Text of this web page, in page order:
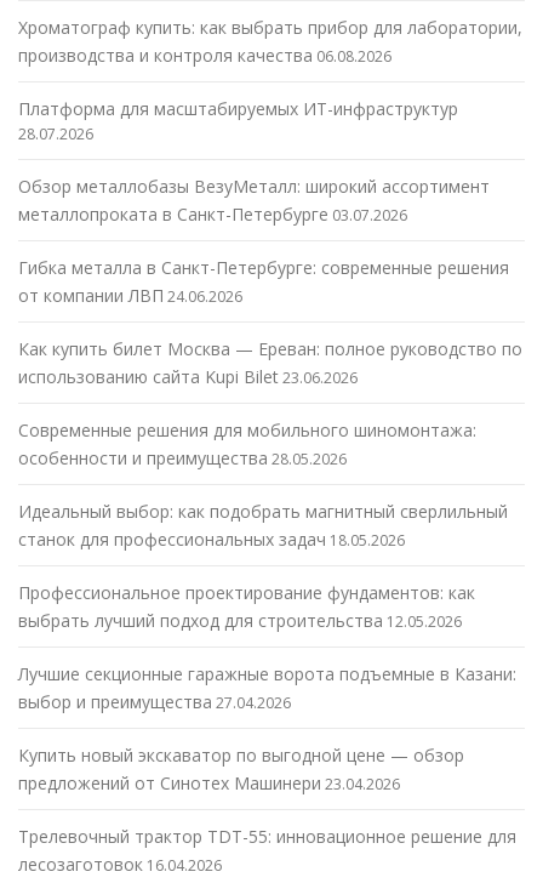
Хроматограф купить: как выбрать прибор для лаборатории,
производства и контроля качества 06.08.2026
Платформа для масштабируемых ИТ-инфраструктур
28.07.2026
Обзор металлобазы ВезуМеталл: широкий ассортимент
металлопроката в Санкт-Петербурге 03.07.2026
Гибка металла в Санкт-Петербурге: современные решения
от компании ЛВП 24.06.2026
Как купить билет Москва — Ереван: полное руководство по
использованию сайта Kupi Bilet23.06.2026
Современные решения для мобильного шиномонтажа:
особенности и преимущества 28.05.2026
Идеальный выбор: как подобрать магнитный сверлильный
станок для профессиональных задач 18.05.2026
Профессиональное проектирование фундаментов: как
выбрать лучший подход для строительства 12.05.2026
Лучшие секционные гаражные ворота подъемные в Казани:
выбор и преимущества 27.04.2026
Купить новый экскаватор по выгодной цене — обзор
предложений от Синотех Машинери 23.04.2026
Трелевочный трактор TDT-55: инновационное решение для
лесозаготовок 16.04.2026